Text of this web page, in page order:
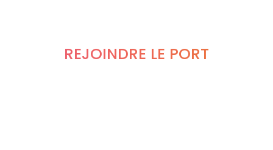
REJOINDRE LE PORT